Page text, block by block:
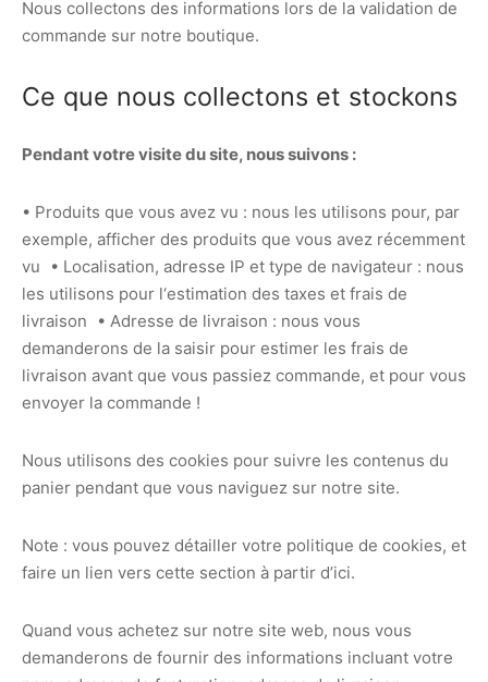
Nous collectons des informations lors de la validation de
commande sur notre boutique.
Ce que nous collectons et stockons
Pendant votre visite du site, nous suivons :
• Produits que vous avez vu : nous les utilisons pour, par
exemple, afficher des produits que vous avez récemment
vu • Localisation, adresse IP et type de navigateur : nous
les utilisons pour l‘estimation des taxes et frais de
livraison • Adresse de livraison : nous vous
demanderons de la saisir pour estimer les frais de
livraison avant que vous passiez commande, et pour vous
envoyer la commande !
Nous utilisons des cookies pour suivre les contenus du
panier pendant que vous naviguez sur notre site.
Note : vous pouvez détailler votre politique de cookies, et
faire un lien vers cette section à partir d’ici.
Quand vous achetez sur notre site web, nous vous
demanderons de fournir des informations incluant votre